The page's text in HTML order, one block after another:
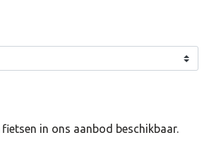
in ons aanbod beschikbaar.